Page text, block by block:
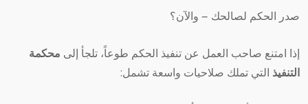
صدر الحكم لصالحك — والآن؟
إذا امتنع صاحب العمل عن تنفيذ الحكم طوعاً، تلجأ إلى محكمة
التنفيذ التي تملك صلاحيات واسعة تشمل: